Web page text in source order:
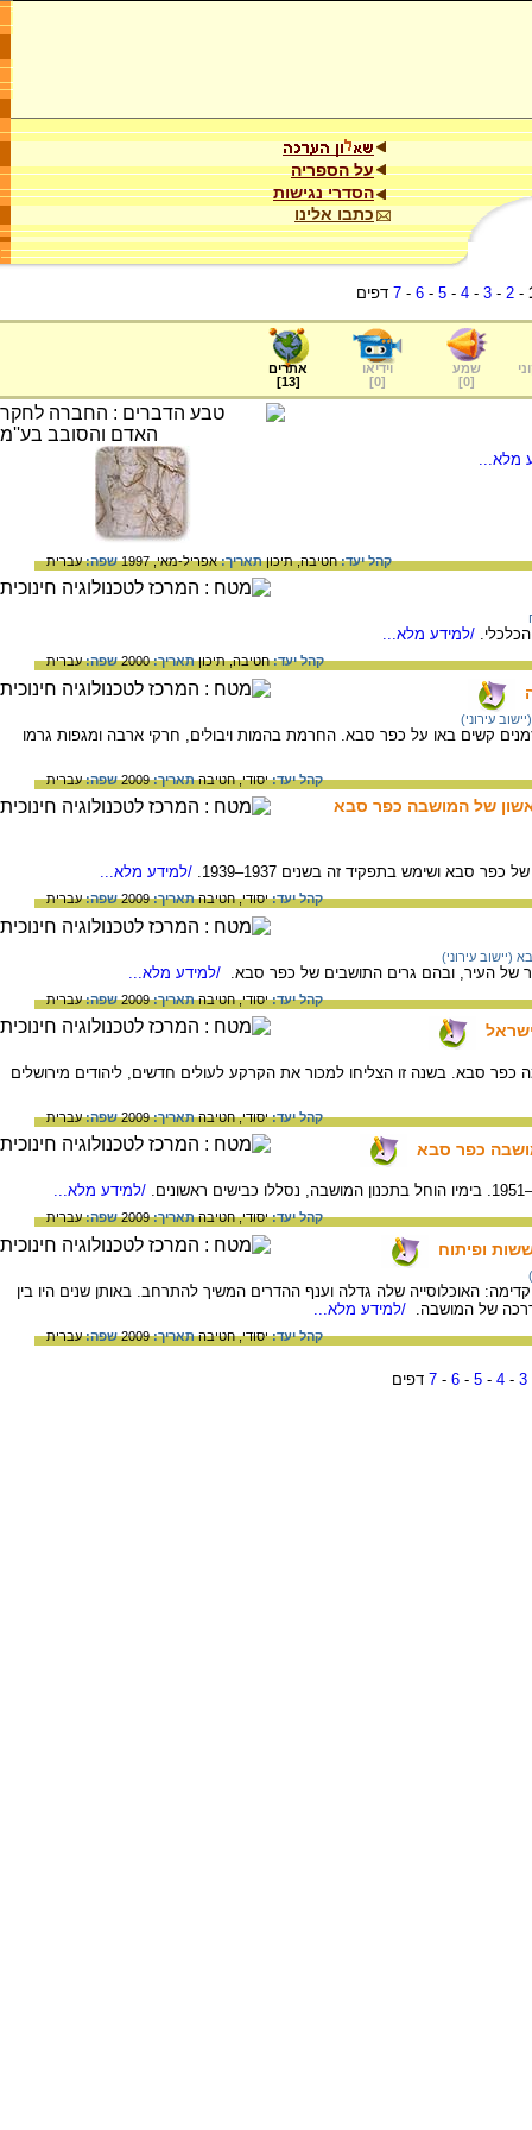
על הספריה
הסדרי נגישות
כתבו אלינו
-
2
-
3
-
4
-
5
-
6
-
7 דפים
שמע
[
0
]
וידיאו
[
0
]
אתרים
[
13
]
מלא...
קהל יעד:חטיבה,תיכוןתאריך:אפריל-מאי, 1997 שפה:עברית
/למידע מלא...
קהל יעד:חטיבה,תיכוןתאריך:2000 שפה:עברית
עירוני)
וזמנים קשים באו על כפר סבא. החרמת בהמות ויבולים, חרקי ארבה ומגפות גרמו
קהל יעד:יסודי,חטיבהתאריך:2009 שפה:עברית
של המושבה כפר סבא
סבא ושימש בתפקיד זה בשנים 1937–1939. /למידע מלא...
קהל יעד:יסודי,חטיבהתאריך:2009 שפה:עברית
(יישוב עירוני)
של העיר, ובהם גרים התושבים של כפר סבא. /למידע מלא...
קהל יעד:יסודי,חטיבהתאריך:2009 שפה:עברית
שבה הוקמה כפר סבא. בשנה זו הצליחו למכור את הקרקע לעולים חדשים, ליהודים מירושלים
קהל יעד:יסודי,חטיבהתאריך:2009 שפה:עברית
כפר סבא
/למידע מלא...
קהל יעד:יסודי,חטיבהתאריך:2009 שפה:עברית
ופיתוח
קדימה: האוכלוסייה שלה גדלה וענף ההדרים המשיך להתרחב. באותן שנים היו בין
של המושבה.
/למידע מלא...
קהל יעד:יסודי,חטיבהתאריך:2009 שפה:עברית
3
-
4
-
5
-
6
-
7 דפים